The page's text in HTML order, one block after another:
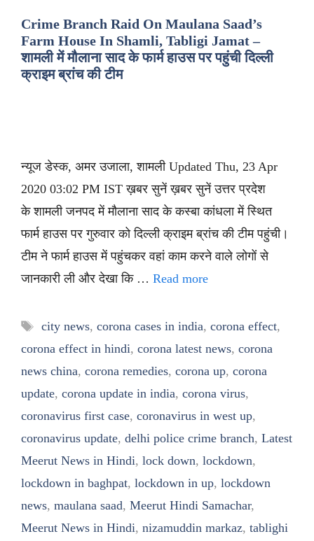
Crime Branch Raid On Maulana Saad’s
Farm House In Shamli, Tabligi Jamat –
शामली में मौलाना साद के फार्म हाउस पर पहुंची दिल्ली
क्राइम ब्रांच की टीम
न्यूज डेस्क, अमर उजाला, शामली Updated Thu, 23 Apr
2020 03:02 PM IST ख़बर सुनें ख़बर सुनें उत्तर प्रदेश
के शामली जनपद में मौलाना साद के कस्बा कांधला में स्थित
फार्म हाउस पर गुरुवार को दिल्ली क्राइम ब्रांच की टीम पहुंची।
टीम ने फार्म हाउस में पहुंचकर वहां काम करने वाले लोगों से
जानकारी ली और देखा कि … Read more
Tags
city news, corona cases in india, corona effect,
corona effect in hindi, corona latest news, corona
news china, corona remedies, corona up, corona
update, corona update in india, corona virus,
coronavirus first case, coronavirus in west up,
coronavirus update, delhi police crime branch, Latest
Meerut News in Hindi, lock down, lockdown,
lockdown in baghpat, lockdown in up, lockdown
news, maulana saad, Meerut Hindi Samachar,
Meerut News in Hindi, nizamuddin markaz, tablighi